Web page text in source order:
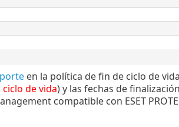
en la política de fin de ciclo de
de vida) y las fechas de
compatible con ESET